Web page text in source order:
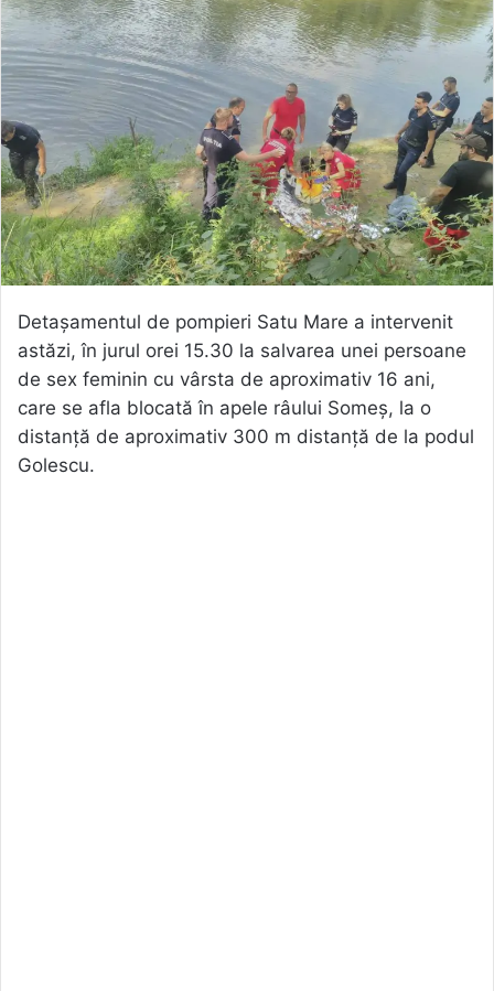
Detașamentul de pompieri Satu Mare a intervenit
astăzi, în jurul orei 15.30 la salvarea unei persoane
de sex feminin cu vârsta de aproximativ 16 ani,
care se afla blocată în apele râului Someș, la o
distanţă de aproximativ 300 m distanţă de la podul
Golescu.